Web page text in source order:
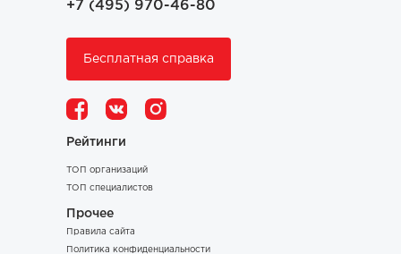
+7 (495) 970-46-80
Бесплатная справка
Рейтинги
ТОП организаций
ТОП специалистов
Прочее
Правила сайта
Политика конфиденциальности